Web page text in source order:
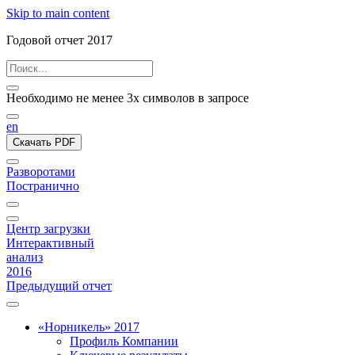
Skip to main content
Годовой отчет 2017
Необходимо не менее 3х символов в запросе
en
Скачать PDF
Разворотами
Постранично
Центр загрузки
Интерактивный
анализ
2016
Предыдущий отчет
«Норникель» 2017
Профиль Компании